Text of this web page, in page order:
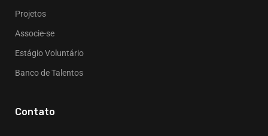
Projetos
Associe-se
Estágio Voluntário
Banco de Talentos
Contato